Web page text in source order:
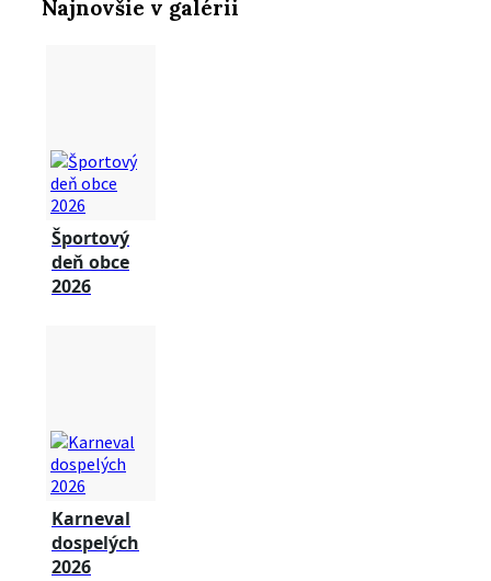
Najnovšie v galérii
Športový
deň obce
2026
Karneval
dospelých
2026